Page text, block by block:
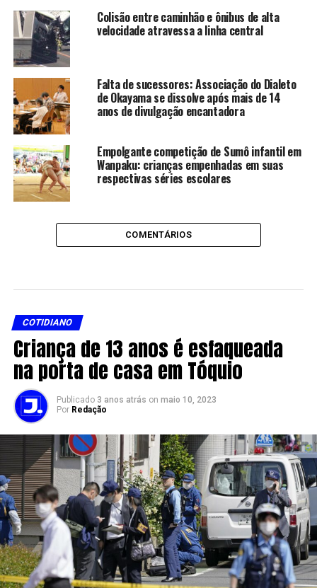
Colisão entre caminhão e ônibus de alta
velocidade atravessa a linha central
Falta de sucessores: Associação do Dialeto
de Okayama se dissolve após mais de 14
anos de divulgação encantadora
Empolgante competição de Sumô infantil em
Wanpaku: crianças empenhadas em suas
respectivas séries escolares
COMENTÁRIOS
COTIDIANO
Criança de 13 anos é esfaqueada
na porta de casa em Tóquio
Publicado 3 anos atrás on maio 10, 2023
Por Redação